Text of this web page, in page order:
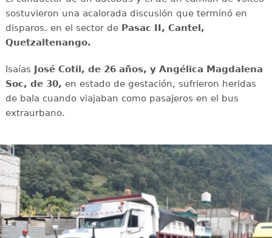
sostuvieron una acalorada discusión que terminó en
disparos. en el sector de Pasac II, Cantel,
Quetzaltenango.
Isaías José Cotil, de 26 años, y Angélica Magdalena
Soc, de 30, en estado de gestación, sufrieron heridas
de bala cuando viajaban como pasajeros en el bus
extraurbano.